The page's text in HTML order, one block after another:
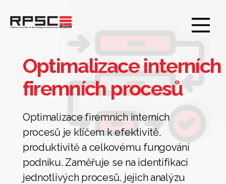
Optimalizace interních
firemních procesů
Optimalizace firemních interních
procesů je klíčem k efektivitě,
produktivitě a celkovému fungování
podniku. Zaměřuje se na identifikaci
jednotlivých procesů, jejich analýzu